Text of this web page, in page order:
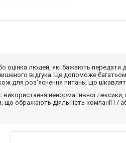
оцінка людей, які бажають
відгука. Це допоможе
для роз'яснення питань, що
використання ненормативної
що ображають діяльність компанії і /